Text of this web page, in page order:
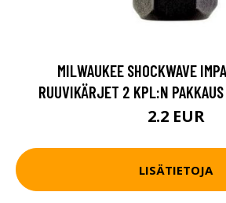
MILWAUKEE SHOCKWAVE
RUUVIKÄRJET 2 KPL:N
2.2 EUR
LISÄTIETOJA